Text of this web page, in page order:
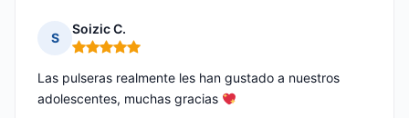
S
Soizic C.
Nota: 5 de 5
Las pulseras realmente les han gustado a nuestros
adolescentes, muchas gracias